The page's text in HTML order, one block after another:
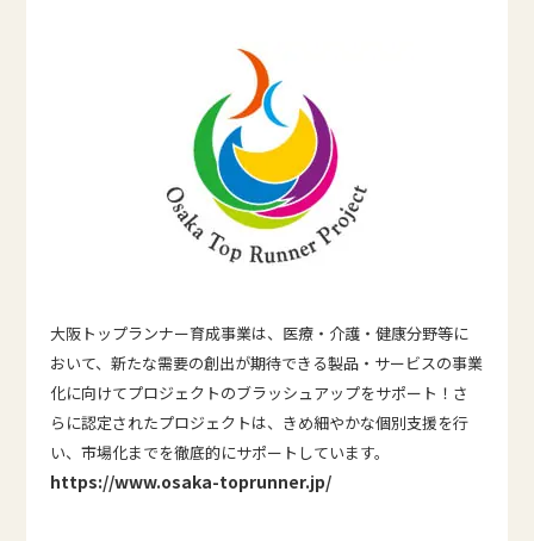
大阪トップランナー育成事業は、医療・介護・健康分野等に
おいて、新たな需要の創出が期待できる製品・サービスの事業
化に向けてプロジェクトのブラッシュアップをサポート！さ
らに認定されたプロジェクトは、きめ細やかな個別支援を行
い、市場化までを徹底的にサポートしています。
https://www.osaka-toprunner.jp/